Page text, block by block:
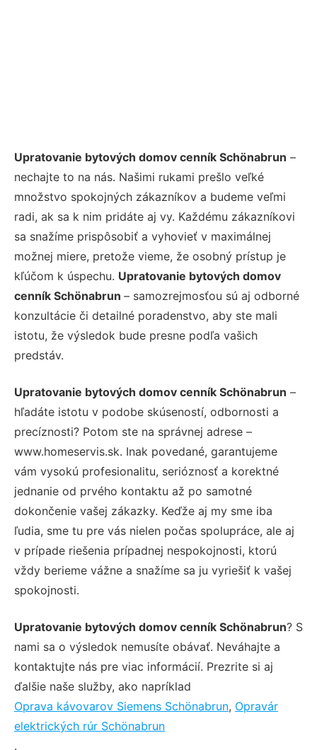
Upratovanie bytových domov cenník Schönabrun –
nechajte to na nás. Našimi rukami prešlo veľké
množstvo spokojných zákazníkov a budeme veľmi
radi, ak sa k nim pridáte aj vy. Každému zákazníkovi
sa snažíme prispôsobiť a vyhovieť v maximálnej
možnej miere, pretože vieme, že osobný prístup je
kľúčom k úspechu. Upratovanie bytových domov
cenník Schönabrun – samozrejmosťou sú aj odborné
konzultácie či detailné poradenstvo, aby ste mali
istotu, že výsledok bude presne podľa vašich
predstáv.
Upratovanie bytových domov cenník Schönabrun –
hľadáte istotu v podobe skúseností, odbornosti a
precíznosti? Potom ste na správnej adrese –
www.homeservis.sk. Inak povedané, garantujeme
vám vysokú profesionalitu, serióznosť a korektné
jednanie od prvého kontaktu až po samotné
dokončenie vašej zákazky. Keďže aj my sme iba
ľudia, sme tu pre vás nielen počas spolupráce, ale aj
v prípade riešenia prípadnej nespokojnosti, ktorú
vždy berieme vážne a snažíme sa ju vyriešiť k vašej
spokojnosti.
Upratovanie bytových domov cenník Schönabrun? S
nami sa o výsledok nemusíte obávať. Neváhajte a
kontaktujte nás pre viac informácií. Prezrite si aj
ďalšie naše služby, ako napríklad
Oprava kávovarov Siemens Schönabrun, Opravár
elektrických rúr Schönabrun
.